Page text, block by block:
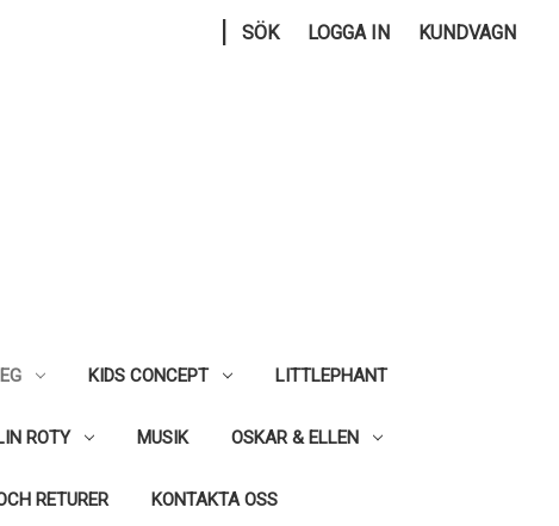
SÖK LOGGA IN KUNDVAGN
KIDS CONCEPT LITTLEPHANT
ROTY MUSIK OSKAR & ELLEN
RETURER KONTAKTA OSS